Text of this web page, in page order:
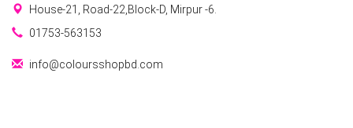
House-21, Road-22,Block-D, Mirpur -6.
01753-563153
info@coloursshopbd.com